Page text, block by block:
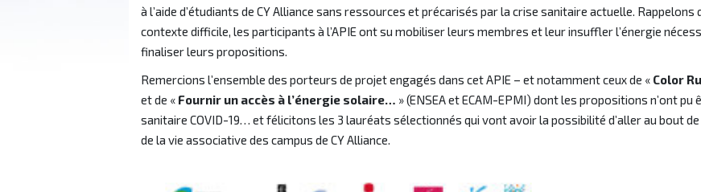
à l’aide d’étudiants de CY Alliance sans ressources et précarisés par la crise sanitaire actuelle. Rappelons
contexte difficile, les participants à l’APIE ont su mobiliser leurs membres et leur insuffler l’énergie
finaliser leurs propositions.
Remercions l’ensemble des porteurs de projet engagés dans cet APIE – et notamment ceux de « Color
et de « Fournir un accès à l’énergie solaire… » (ENSEA et ECAM-EPMI) dont les propositions n’ont
sanitaire COVID-19… et félicitons les 3 lauréats sélectionnés qui vont avoir la possibilité d’aller au bout
de la vie associative des campus de CY Alliance.